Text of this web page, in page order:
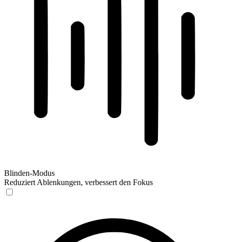
Blinden-Modus
Reduziert Ablenkungen, verbessert den Fokus